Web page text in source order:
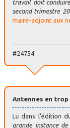
travail doit
second trimestre
maire-adjoint aux
#24754
Antennes en trop
Lu dans l’édition
grande instance